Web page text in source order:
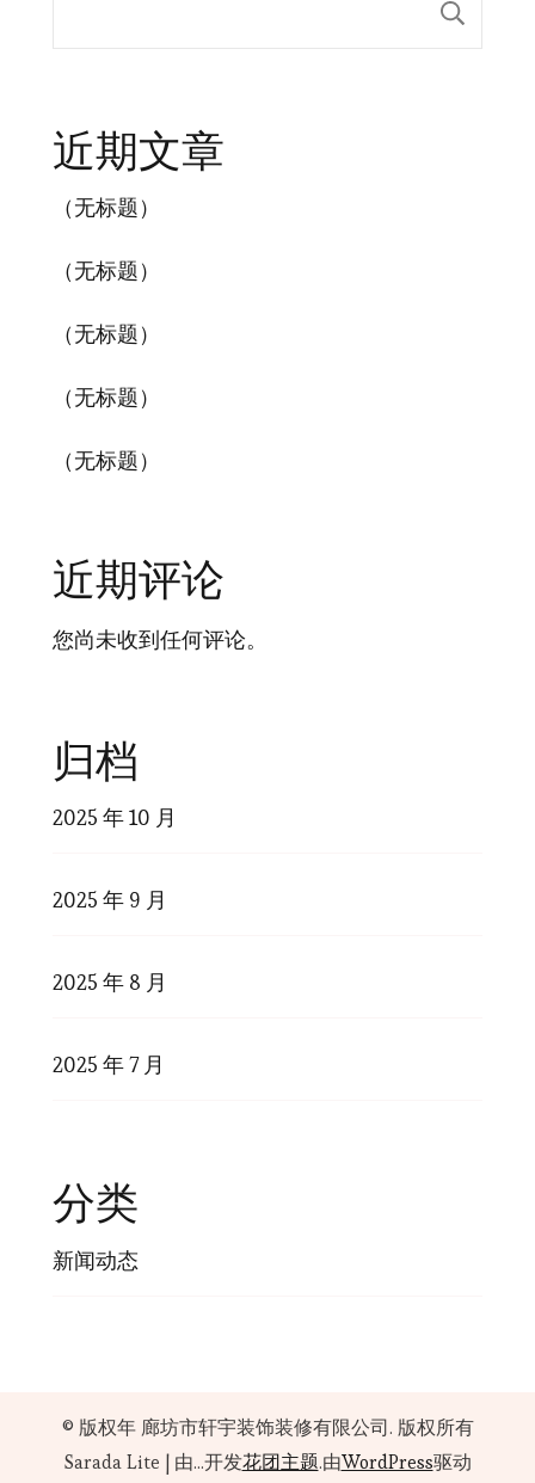
近期文章
（无标题）
（无标题）
（无标题）
（无标题）
（无标题）
近期评论
您尚未收到任何评论。
归档
2025 年 10 月
2025 年 9 月
2025 年 8 月
2025 年 7 月
分类
新闻动态
© 版权年 廊坊市轩宇装饰装修有限公司. 版权所有
Sarada Lite | 由...开发花团主题.由WordPress驱动